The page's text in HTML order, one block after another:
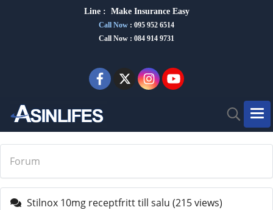
Line : Make Insurance Easy
Call Now : 095 952 6514
Call Now : 084 914 9731
Forum
Stilnox 10mg receptfritt till salu (215 views)